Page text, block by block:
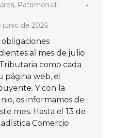
, Patrimonial,
junio de 2026
obligaciones
al mes de julio
como cada
página web, el
Y con la
os informamos de
mes. Hasta el 13 de
Comercio